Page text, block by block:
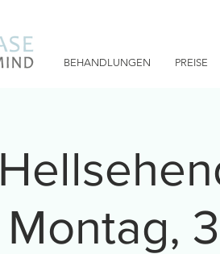
BEHANDLUNGEN PREISE
Montag,